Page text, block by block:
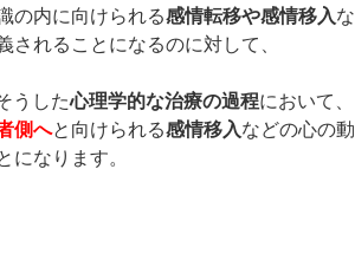
の内に向けられる感情転移や感情移入な
れることになるのに対して、
うした心理学的な治療の過程において、
側へと向けられる感情移入などの心の動
になります。